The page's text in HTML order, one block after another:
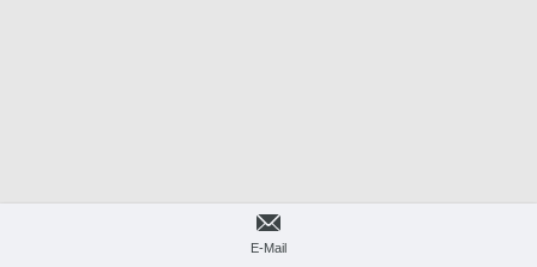
E-Mail